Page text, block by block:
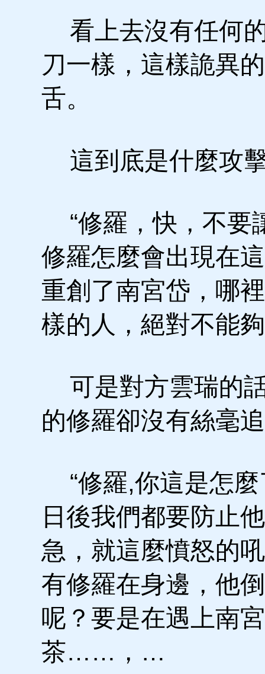
看上去沒有任何
刀一樣，這樣詭異
舌。
這到底是什麼攻
“修羅，快，不要
修羅怎麼會出現在
重創了南宮岱，哪
樣的人，絕對不
可是對方雲瑞的
的修羅卻沒有絲毫
“修羅,你這是怎麼
日後我們都要防止
急，就這麼憤怒的
有修羅在身邊，他
呢？要是在遇上南
茶……，…